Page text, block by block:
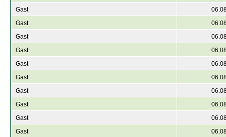
Gast
Gast
Gast
Gast
Gast
Gast
Gast
Gast
Gast
Gast